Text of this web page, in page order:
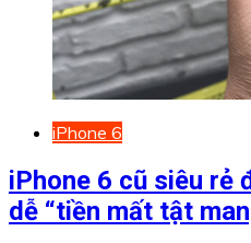
iPhone 6
iPhone 6 cũ siêu rẻ
dễ “tiền mất tật